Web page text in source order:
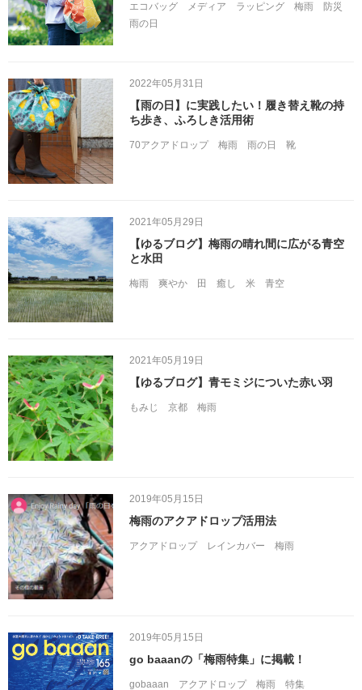
エコバッグ メディア ラッピング 梅雨
防災
雨の日
2022年05月31日
【雨の日】に実践したい！履き替え靴の持
ち歩き、ふろしき活用術
70アクアドロップ 梅雨 雨の日 靴
2021年05月29日
【ゆるブログ】梅雨の晴れ間に広がる青空
と水田
梅雨 爽やか 田 癒し 米 青空
2021年05月19日
【ゆるブログ】青モミジについた赤い羽
もみじ 京都 梅雨
2019年05月15日
梅雨のアクアドロップ活用法
アクアドロップ レインカバー 梅雨
2019年05月15日
go baaanの「梅雨特集」に掲載！
gobaaan アクアドロップ 梅雨 特集